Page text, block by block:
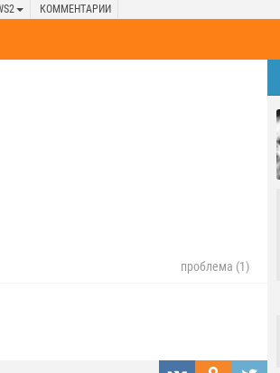
КОММЕНТАРИИ
проблема (1)